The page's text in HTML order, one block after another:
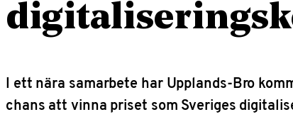
I ett nära samarbete har Upplands-Bro
chans att vinna priset som Sveriges